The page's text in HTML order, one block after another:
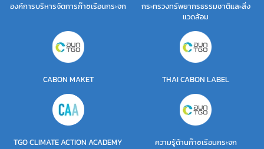
องค์การบริหารจัดการก๊าซเรือนกระจก
กระทรวงทรัพยากรธรรมชาติและสิ่ง
แวดล้อม
CABON MAKET THAI CABON LABEL
TGO CLIMATE ACTION ACADEMY
ความรู้ด้านก๊าซเรือนกระจก